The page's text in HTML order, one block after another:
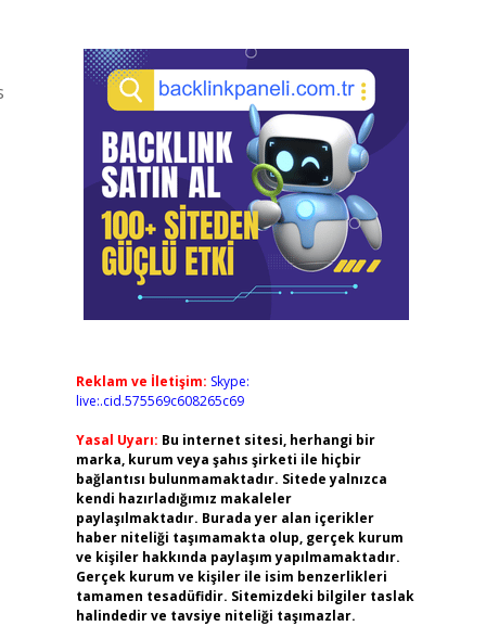
Reklam ve İletişim: Skype:
live:.cid.575569c608265c69
Yasal Uyarı: Bu internet sitesi, herhangi bir
marka, kurum veya şahıs şirketi ile hiçbir
bağlantısı bulunmamaktadır. Sitede yalnızca
kendi hazırladığımız makaleler
paylaşılmaktadır. Burada yer alan içerikler
haber niteliği taşımamakta olup, gerçek kurum
ve kişiler hakkında paylaşım yapılmamaktadır.
Gerçek kurum ve kişiler ile isim benzerlikleri
tamamen tesadüfidir. Sitemizdeki bilgiler taslak
halindedir ve tavsiye niteliği taşımazlar.